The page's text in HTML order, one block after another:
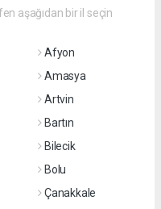
aşağıdan bir il seçin
Afyon
Amasya
Artvin
Bartın
Bilecik
Bolu
Çanakkale